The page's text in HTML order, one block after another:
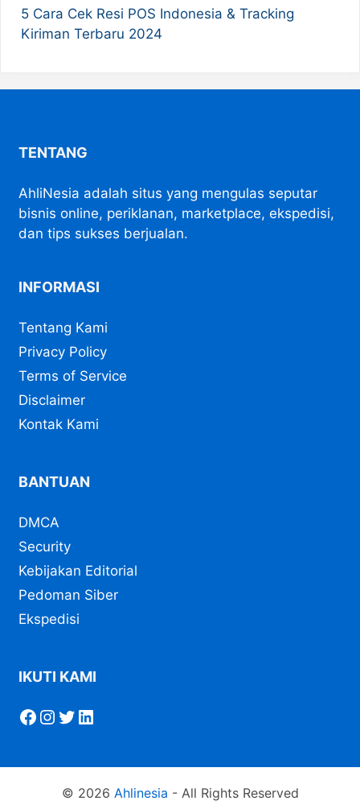
5 Cara Cek Resi POS Indonesia & Tracking
Kiriman Terbaru 2024
TENTANG
AhliNesia adalah situs yang mengulas seputar
bisnis online, periklanan, marketplace, ekspedisi,
dan tips sukses berjualan.
INFORMASI
Tentang Kami
Privacy Policy
Terms of Service
Disclaimer
Kontak Kami
BANTUAN
DMCA
Security
Kebijakan Editorial
Pedoman Siber
Ekspedisi
IKUTI KAMI
Facebook
Instagram
Twitter
LinkedIn
© 2026 Ahlinesia - All Rights Reserved